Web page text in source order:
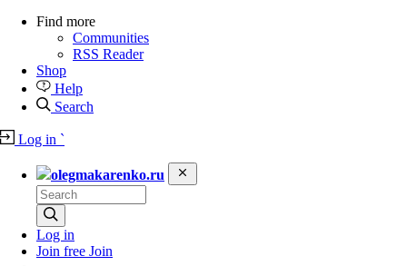
Find more
Communities
RSS Reader
Shop
Help
Search
Log in `
olegmakarenko.ru
Log in
Join free Join